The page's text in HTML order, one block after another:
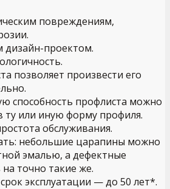
повреждениям,
дизайн-проектом.
позволяет произвести его
способность профлиста можно
ту или иную форму профиля.
обслуживания.
небольшие царапины можно
эмалью, а дефектные
точно такие же.
эксплуатации — до 50 лет*.